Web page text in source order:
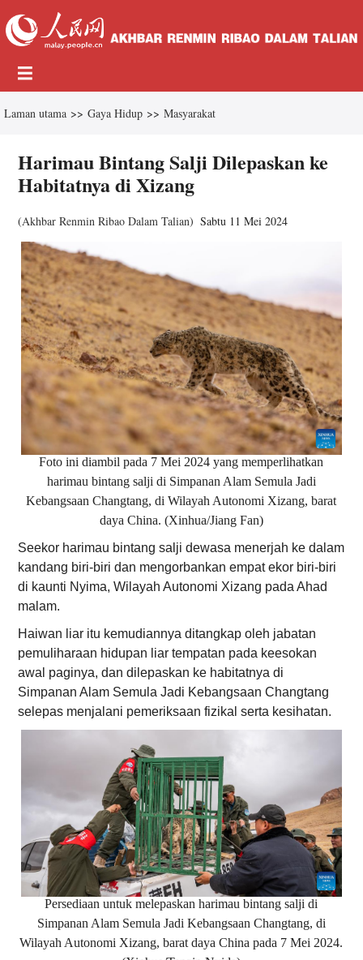
Laman utama >> Gaya Hidup >> Masyarakat
Harimau Bintang Salji Dilepaskan ke
Habitatnya di Xizang
(Akhbar Renmin Ribao Dalam Talian) Sabtu 11 Mei 2024
Foto ini diambil pada 7 Mei 2024 yang memperlihatkan
harimau bintang salji di Simpanan Alam Semula Jadi
Kebangsaan Changtang, di Wilayah Autonomi Xizang, barat
daya China. (Xinhua/Jiang Fan)
Seekor harimau bintang salji dewasa menerjah ke dalam
kandang biri-biri dan mengorbankan empat ekor biri-biri
di kaunti Nyima, Wilayah Autonomi Xizang pada Ahad
malam.
Haiwan liar itu kemudiannya ditangkap oleh jabatan
pemuliharaan hidupan liar tempatan pada keesokan
awal paginya, dan dilepaskan ke habitatnya di
Simpanan Alam Semula Jadi Kebangsaan Changtang
selepas menjalani pemeriksaan fizikal serta kesihatan.
Persediaan untuk melepaskan harimau bintang salji di
Simpanan Alam Semula Jadi Kebangsaan Changtang, di
Wilayah Autonomi Xizang, barat daya China pada 7 Mei 2024.